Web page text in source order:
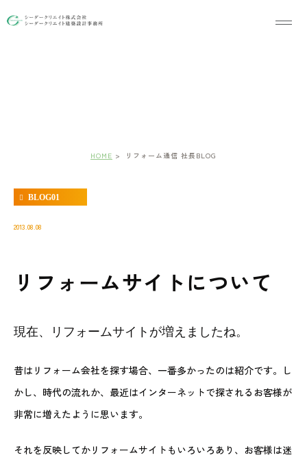
HOME リフォーム通信 社長BLOG
BLOG01
2013.08.08
リフォームサイトについて
現在、リフォームサイトが増えましたね。
昔はリフォーム会社を探す場合、一番多かったのは紹介です。し
かし、時代の流れか、最近はインターネットで探されるお客様が
非常に増えたように思います。
それを反映してかリフォームサイトもいろいろあり、お客様は迷